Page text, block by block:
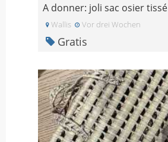
A donner: joli sac osier tissé
Wallis Vor drei Wochen
Gratis